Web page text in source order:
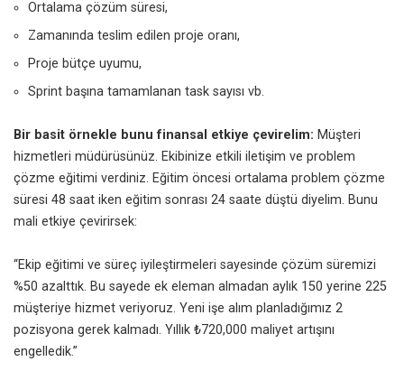
Ortalama çözüm süresi,
Zamanında teslim edilen proje oranı,
Proje bütçe uyumu,
Sprint başına tamamlanan task sayısı vb.
Bir basit örnekle bunu finansal etkiye çevirelim: Müşteri
hizmetleri müdürüsünüz. Ekibinize etkili iletişim ve problem
çözme eğitimi verdiniz. Eğitim öncesi ortalama problem çözme
süresi 48 saat iken eğitim sonrası 24 saate düştü diyelim. Bunu
mali etkiye çevirirsek:
“Ekip eğitimi ve süreç iyileştirmeleri sayesinde çözüm süremizi
%50 azalttık. Bu sayede ek eleman almadan aylık 150 yerine 225
müşteriye hizmet veriyoruz. Yeni işe alım planladığımız 2
pozisyona gerek kalmadı. Yıllık ₺720,000 maliyet artışını
engelledik.”